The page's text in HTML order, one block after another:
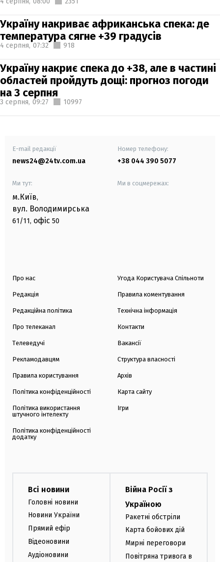
Україну накриває африканська спека: де
температура сягне +39 градусів
4 серпня, 07:32 918
Україну накриє спека до +38, але в частині
областей пройдуть дощі: прогноз погоди
на 3 серпня
3 серпня, 09:27 10997
E-mail редакції
news24@24tv.com.ua
Номер телефону:
+38 044 390 5077
Ми тут:
м.Київ,
вул. Володимирська
61/11, офіс 50
Ми в соцмережах:
Про нас
Редакція
Редакційна політика
Про телеканал
Телеведучі
Рекламодавцям
Правила користування
Політика конфіденційності
Політика використання
штучного інтелекту
Політика конфіденційності
додатку
Угода Користувача Спільноти
Правила коментування
Технічна інформація
Контакти
Вакансії
Структура власності
Архів
Карта сайту
Ігри
Всі новини
Головні новини
Новини України
Прямий ефір
Відеоновини
Аудіоновини
Війна Росії з
Україною
Ракетні обстріли
Карта бойових дій
Мирні переговори
Повітряна тривога в